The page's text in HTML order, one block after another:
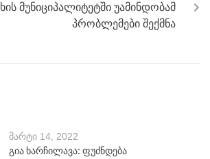
მუნიციპალიტეტში უამინდობამ
პრობლემები შექმნა
მარტი 14, 2022
გია ხარჩილავა: ფუძნდება